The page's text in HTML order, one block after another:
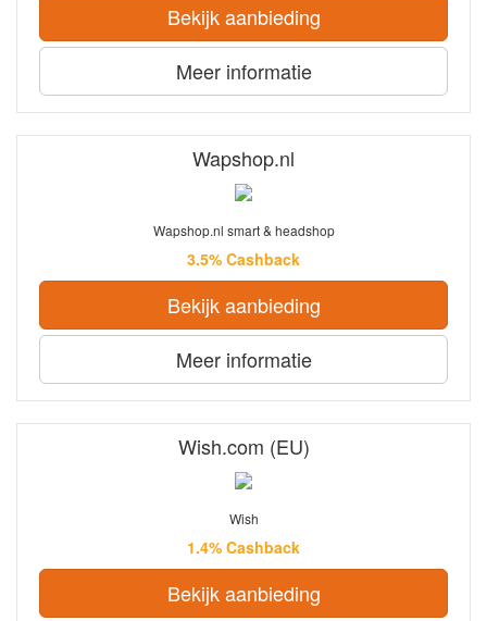
Bekijk aanbieding
Meer informatie
Wapshop.nl
Wapshop.nl smart & headshop
3.5% Cashback
Bekijk aanbieding
Meer informatie
Wish.com (EU)
Wish
1.4% Cashback
Bekijk aanbieding